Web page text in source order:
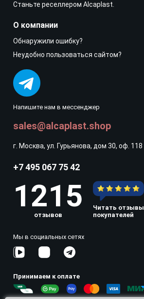
Напишите нам в мессенджер
sales@alcaplast.shop
г. Москва, ул. Гурьянова, дом 30, оф. 118
Станьте реселлером Alcaplast.
О компании
Обнаружили ошибку?
Неудобно пользоваться сайтом?
+7 495 067 75 42
1215
отзывов
Читать отзывы
покупателей
Мы в социальных сетях
Принимаем к оплате